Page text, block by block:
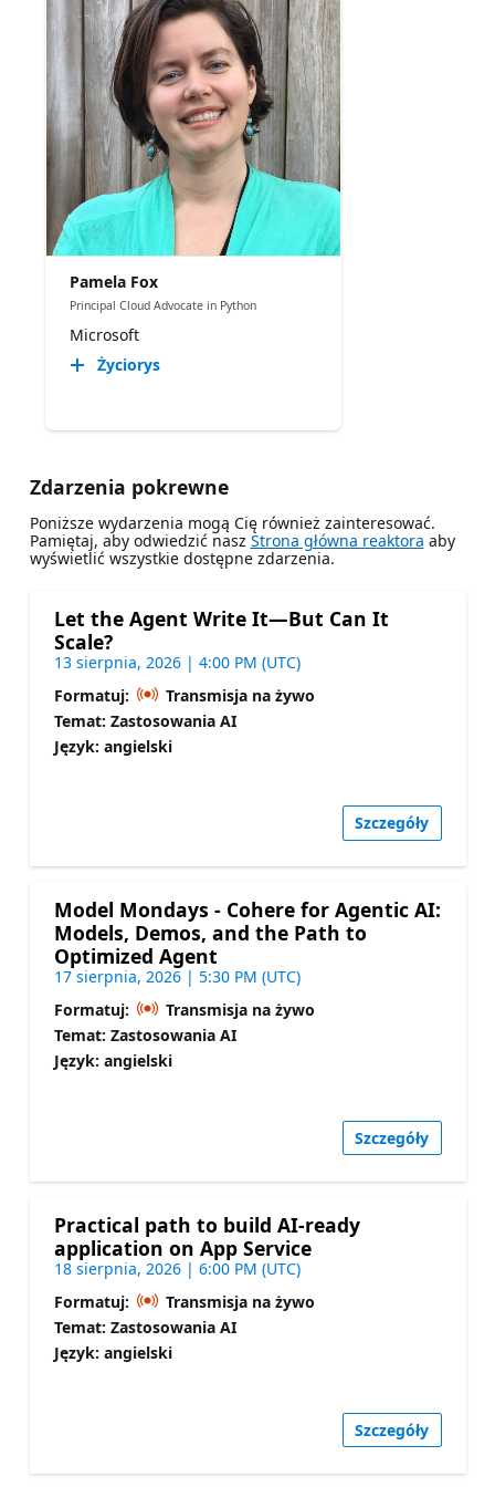
Pamela Fox
Principal Cloud Advocate in Python
Microsoft
Życiorys
Zdarzenia pokrewne
Poniższe wydarzenia mogą Cię również zainteresować.
Pamiętaj, aby odwiedzić nasz Strona główna reaktora aby
wyświetlić wszystkie dostępne zdarzenia.
Let the Agent Write It—But Can It
Scale?
13 sierpnia, 2026 | 4:00 PM (UTC)
Formatuj:
Transmisja na żywo
Temat: Zastosowania AI
Język: angielski
Szczegóły
Model Mondays - Cohere for Agentic AI:
Models, Demos, and the Path to
Optimized Agent
17 sierpnia, 2026 | 5:30 PM (UTC)
Formatuj:
Transmisja na żywo
Temat: Zastosowania AI
Język: angielski
Szczegóły
Practical path to build AI-ready
application on App Service
18 sierpnia, 2026 | 6:00 PM (UTC)
Formatuj:
Transmisja na żywo
Temat: Zastosowania AI
Język: angielski
Szczegóły